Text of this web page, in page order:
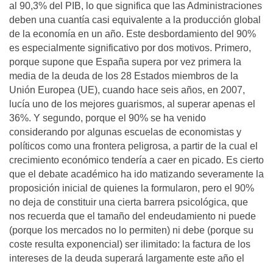
al 90,3% del PIB, lo que significa que las Administraciones
deben una cuantía casi equivalente a la producción global
de la economía en un año. Este desbordamiento del 90%
es especialmente significativo por dos motivos. Primero,
porque supone que España supera por vez primera la
media de la deuda de los 28 Estados miembros de la
Unión Europea (UE), cuando hace seis años, en 2007,
lucía uno de los mejores guarismos, al superar apenas el
36%. Y segundo, porque el 90% se ha venido
considerando por algunas escuelas de economistas y
políticos como una frontera peligrosa, a partir de la cual el
crecimiento económico tendería a caer en picado. Es cierto
que el debate académico ha ido matizando severamente la
proposición inicial de quienes la formularon, pero el 90%
no deja de constituir una cierta barrera psicológica, que
nos recuerda que el tamaño del endeudamiento ni puede
(porque los mercados no lo permiten) ni debe (porque su
coste resulta exponencial) ser ilimitado: la factura de los
intereses de la deuda superará largamente este año el